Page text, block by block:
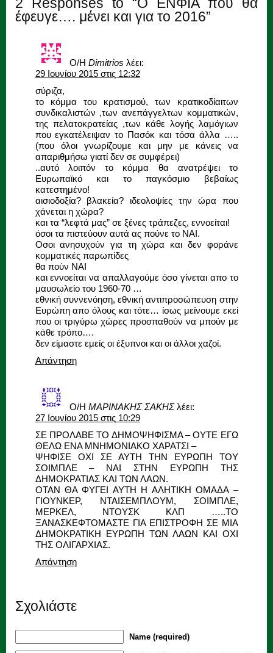
2 Responses to “Ο ΕΝΦΙΑ που θα
έφευγε…. μένει και για το 2016”
Ο/Η Dimitrios λέει:
29 Ιουνίου 2015 στις 12:32
σύριζα,
το κόμμα του κρατισμού, των κρατικοδίαιτων
συνδικαλιστών ,των ανεπάγγελτων κομματικών,
της πελατοκρατείας ,των κάθε λογής λαμόγιων
που εγκατέλειψαν το Πασόκ και τόσα άλλα …..
(που όλοι γνωρίζουμε και μην με κάνεις να
απαριθμήσω γιατί δεν σε συμφέρει)
..αυτό λοιπόν το κόμμα θα ανατρέψει το
Ευρωπαϊκό και το παγκόσμιο βεβαίως
κατεστημένο!
αισιοδοξία? βλακεία? ιδεολοψίες την ώρα που
χάνεται η χώρα?
και τα “λεφτά μας” σε ξένες τράπεζες, εννοείται!
όσοι τα πιστεύουν αυτά ας πούνε το ΝΑΙ.
Οσοι ανησυχούν για τη χώρα και δεν φοράνε
κομματικές παρωπίδες
θα πούν ΝΑΙ
και εννοείται να απαλλαγούμε όσο γίνεται απο το
μαυσωλείο του 1960-70 …
εθνική συννενόηση, εθνική αντιπροσώπευση στην
Ευρώπη απο όλους και τότε… ίσως μείνουμε εκεί
που οι τριγύρω χώρες προσπαθούν να μπούν με
κάθε τρόπο….
δεν είμαστε εμείς οι έξυπνοι και οι άλλοι χαζοί.
Απάντηση
Ο/Η ΜΑΡΙΝΑΚΗΣ ΣΑΚΗΣ λέει:
27 Ιουνίου 2015 στις 10:29
ΣΕ ΠΡΟΛΑΒΕ ΤΟ ΔΗΜΟΨΗΦΙΣΜΑ – ΟΥΤΕ ΕΓΩ
ΘΕΛΩ ΕΝΑ ΜΝΗΜΟΝΙΑΚΟ ΧΑΡΑΤΣΙ –
ΨΗΦΙΣΕ ΟΧΙ ΣΕ ΑΥΤΗ ΤΗΝ ΕΥΡΩΠΗ ΤΟΥ
ΣΟΙΜΠΛΕ – ΝΑΙ ΣΤΗΝ ΕΥΡΩΠΗ ΤΗΣ
ΔΗΜΟΚΡΑΤΙΑΣ ΚΑΙ ΤΩΝ ΛΑΩΝ.
ΟΤΑΝ ΘΑ ΦΥΓΕΙ ΑΥΤΗ Η ΑΛΗΤΙΚΗ ΟΜΑΔΑ –
ΓΙΟΥΝΚΕΡ, ΝΤΑΙΣΕΜΠΛΟΥΜ, ΣΟΙΜΠΛΕ,
ΜΕΡΚΕΛ, ΝΤΟΥΣΚ ΚΛΠ …..ΤΟ
ΞΑΝΑΣΚΕΦΤΟΜΑΣΤΕ ΓΙΑ ΕΠΙΣΤΡΟΦΗ ΣΕ ΜΙΑ
ΔΗΜΟΚΡΑΤΙΚΗ ΕΥΡΩΠΗ ΤΩΝ ΛΑΩΝ ΚΑΙ ΟΧΙ
ΤΗΣ ΟΛΙΓΑΡΧΙΑΣ.
Απάντηση
Σχολιάστε
Name (required)